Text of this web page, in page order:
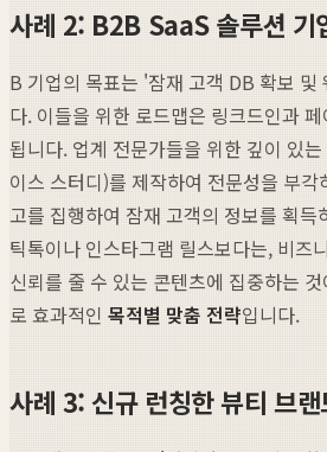
사례 2: B2B SaaS 솔루션 기
B 기업의 목표는 '잠재 고객 DB 확보 및
다. 이들을 위한 로드맵은 링크드인과
됩니다. 업계 전문가들을 위한 깊이 있
이스 스터디)를 제작하여 전문성을 부
고를 집행하여 잠재 고객의 정보를 획
틱톡이나 인스타그램 릴스보다는, 비즈
신뢰를 줄 수 있는 콘텐츠에 집중하는
로 효과적인 목적별 맞춤 전략입니다.
사례 3: 신규 런칭한 뷰티 브랜